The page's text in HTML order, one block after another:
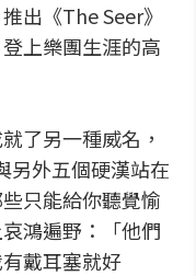
出《The Seer》
上樂團生涯的高
了另一種威名，
另外五個硬漢站在
只能給你聽覺愉
鴻遍野：「他們
戴耳塞就好